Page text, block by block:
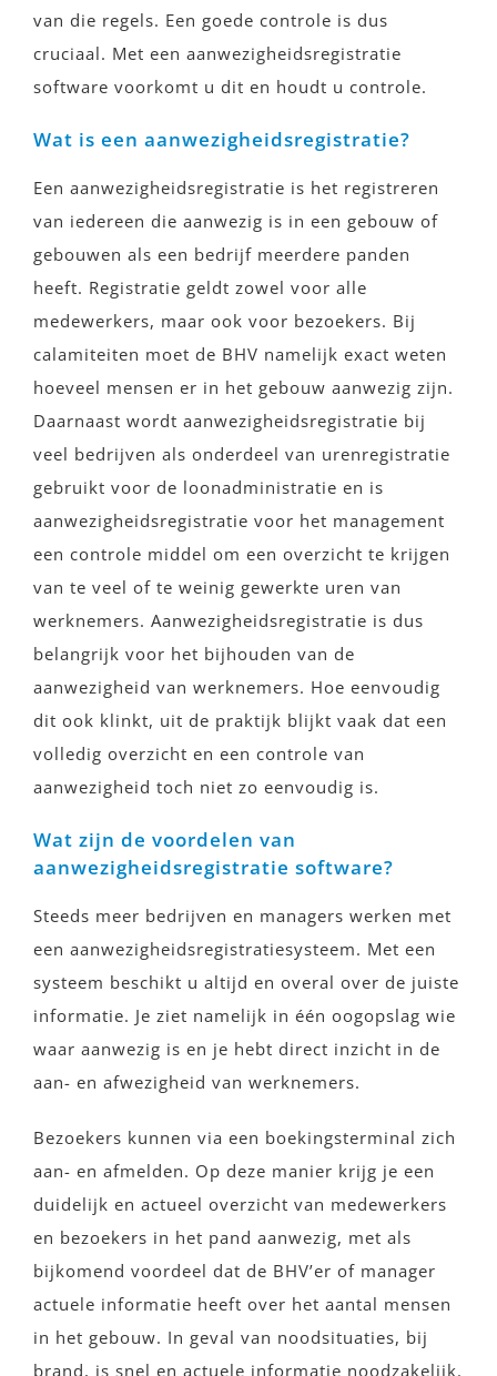
van die regels. Een goede controle is dus
cruciaal. Met een aanwezigheidsregistratie
software voorkomt u dit en houdt u controle.
Wat is een aanwezigheidsregistratie?
Een aanwezigheidsregistratie is het registreren
van iedereen die aanwezig is in een gebouw of
gebouwen als een bedrijf meerdere panden
heeft. Registratie geldt zowel voor alle
medewerkers, maar ook voor bezoekers. Bij
calamiteiten moet de BHV namelijk exact weten
hoeveel mensen er in het gebouw aanwezig zijn.
Daarnaast wordt aanwezigheidsregistratie bij
veel bedrijven als onderdeel van urenregistratie
gebruikt voor de loonadministratie en is
aanwezigheidsregistratie voor het management
een controle middel om een overzicht te krijgen
van te veel of te weinig gewerkte uren van
werknemers. Aanwezigheidsregistratie is dus
belangrijk voor het bijhouden van de
aanwezigheid van werknemers. Hoe eenvoudig
dit ook klinkt, uit de praktijk blijkt vaak dat een
volledig overzicht en een controle van
aanwezigheid toch niet zo eenvoudig is.
Wat zijn de voordelen van
aanwezigheidsregistratie software?
Steeds meer bedrijven en managers werken met
een aanwezigheidsregistratiesysteem. Met een
systeem beschikt u altijd en overal over de juiste
informatie. Je ziet namelijk in één oogopslag wie
waar aanwezig is en je hebt direct inzicht in de
aan- en afwezigheid van werknemers.
Bezoekers kunnen via een boekingsterminal zich
aan- en afmelden. Op deze manier krijg je een
duidelijk en actueel overzicht van medewerkers
en bezoekers in het pand aanwezig, met als
bijkomend voordeel dat de BHV’er of manager
actuele informatie heeft over het aantal mensen
in het gebouw. In geval van noodsituaties, bij
brand, is snel en actuele informatie noodzakelijk.